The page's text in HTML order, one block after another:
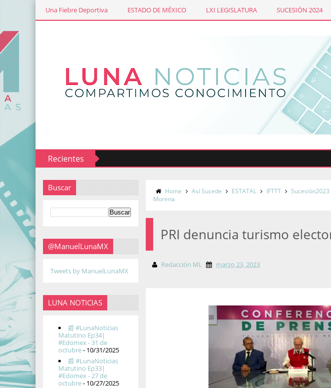
Una Fiebre Deportiva ESTADO DE MÉXICO LXI LEGISLATURA SUCESIÓN 2024
Recientes
Buscar
@ManuelLunaMX
Tweets by ManuelLunaMX
LUNA NOTICIAS
📰 #LunaNoticias
Matutino Ep34|
#Edomex - 31 de
octubre- 10/31/2025
📰 #LunaNoticias
Matutino Ep33|
#Edomex - 27 de
octubre- 10/27/2025
Home Así Sucede ESTATAL IFTTT Sucesión2023
Morena
PRI denuncia turismo
Redacción ML marzo 23, 2023